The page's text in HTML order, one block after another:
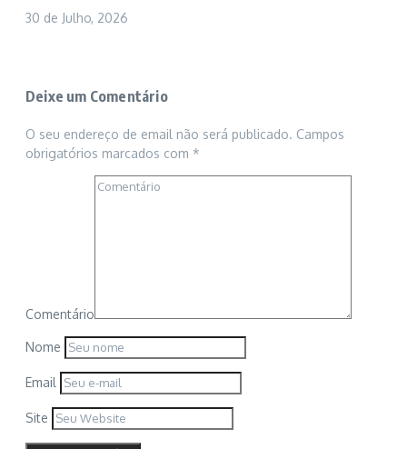
30 de Julho, 2026
Deixe um Comentário
O seu endereço de email não será publicado. Campos
obrigatórios marcados com *
Comentário
Nome
Email
Site